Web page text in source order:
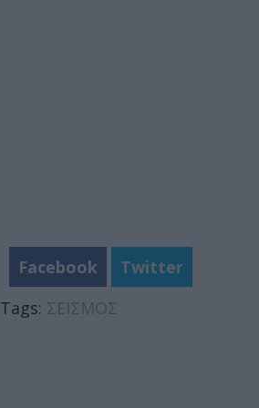
Facebook
Twitter
Tags: ΣΕΙΣΜΟΣ